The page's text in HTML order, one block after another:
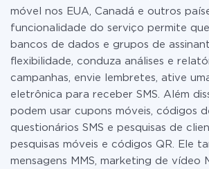
móvel nos EUA, Canadá e outros
funcionalidade do serviço permite
bancos de dados e grupos de
flexibilidade, conduza análises e
campanhas, envie lembretes, ative
eletrônica para receber SMS. Além
podem usar cupons móveis, códigos
questionários SMS e pesquisas de
pesquisas móveis e códigos QR. Ele
mensagens MMS, marketing de vídeo